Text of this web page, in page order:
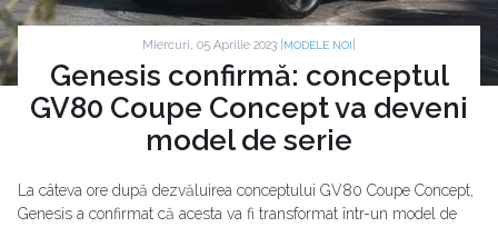
Miercuri, 05 Aprilie 2023 | MODELE NOI
Genesis confirmă: conceptul
GV80 Coupe Concept va deveni
model de serie
La câteva ore după dezvăluirea conceptului GV80 Coupe Concept,
Genesis a confirmat că acesta va fi transformat într-un model de